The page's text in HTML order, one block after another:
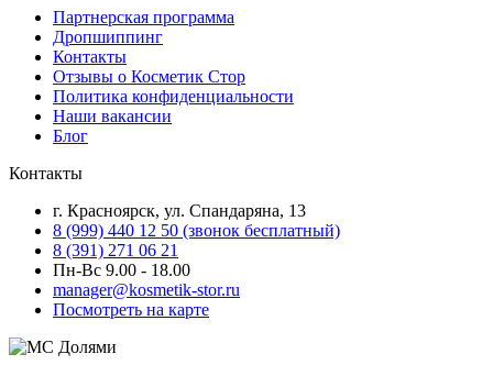
Партнерская программа
Дропшиппинг
Контакты
Отзывы о Косметик Стор
Политика конфиденциальности
Наши вакансии
Блог
Контакты
г. Красноярск, ул. Спандаряна, 13
8 (999) 440 12 50 (звонок бесплатный)
8 (391) 271 06 21
Пн-Вс 9.00 - 18.00
manager@kosmetik-stor.ru
Посмотреть на карте